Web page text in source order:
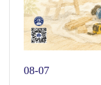
08-07